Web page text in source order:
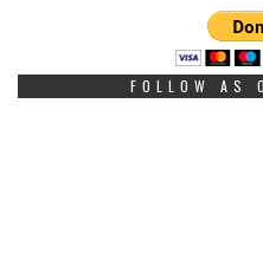
FOLLOW AS